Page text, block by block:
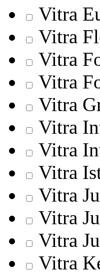
Vitra
Vitra
Vitra
Vitra
Vitra
Vitra
Vitra
Vitra
Vitra
Vitra
Vitra
Vitra